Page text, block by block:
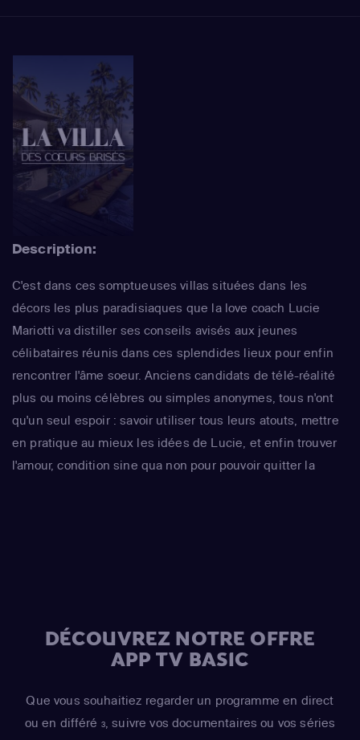
Description:
C'est dans ces somptueuses villas situées dans les
décors les plus paradisiaques que la love coach Lucie
Mariotti va distiller ses conseils avisés aux jeunes
célibataires réunis dans ces splendides lieux pour enfin
rencontrer l'âme soeur. Anciens candidats de télé-réalité
plus ou moins célèbres ou simples anonymes, tous n'ont
qu'un seul espoir : savoir utiliser tous leurs atouts, mettre
en pratique au mieux les idées de Lucie, et enfin trouver
l'amour, condition sine qua non pour pouvoir quitter la
DÉCOUVREZ NOTRE OFFRE
APP TV BASIC
Que vous souhaitiez regarder un programme en direct
ou en différé 3, suivre vos documentaires ou vos séries